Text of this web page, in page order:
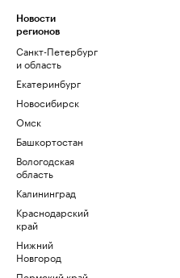
Новости
регионов
Санкт-Петербург
и область
Екатеринбург
Новосибирск
Омск
Башкортостан
Вологодская
область
Калининград
Краснодарский
край
Нижний
Новгород